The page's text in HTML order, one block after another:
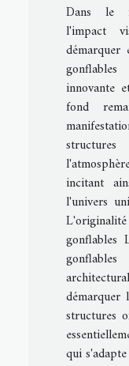
Dans le
l'impact
innovante
fond
incitant
l'univers
gonflables
démarquer
structures
qui